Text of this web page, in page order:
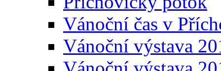
Vánoční čas v
Vánoční výstava